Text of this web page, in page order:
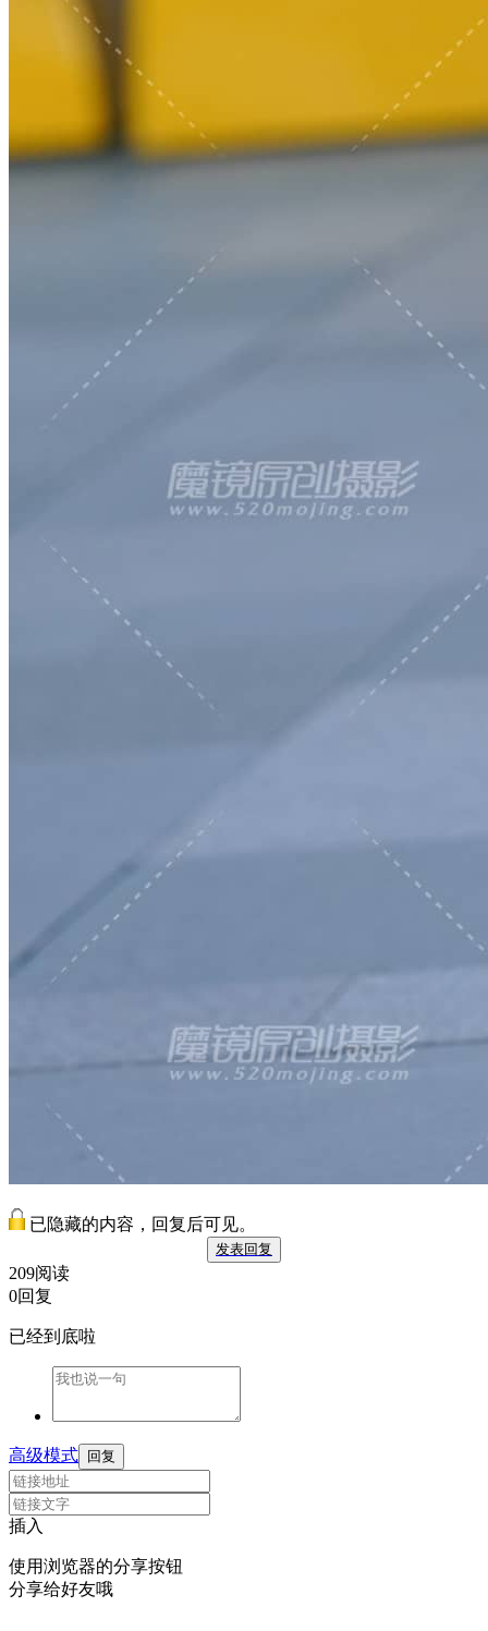
已隐藏的内容，回复后可见。
发表回复
209阅读
0回复
已经到底啦
高级模式 回复
插入
使用浏览器的分享按钮
分享给好友哦